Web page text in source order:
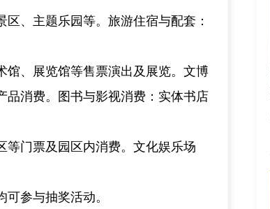
、主题乐园等。旅游住宿与配套：
馆、展览馆等售票演出及展览。文博
品消费。图书与影视消费：实体书店
等门票及园区内消费。文化娱乐场
参与抽奖活动。